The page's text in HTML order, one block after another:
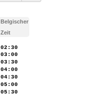
Belgischer
Zeit
02:30
03:00
03:30
04:00
04:30
05:00
05:30